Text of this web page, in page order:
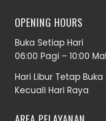
OPENING HOURS
Buka Setiap Hari
06:00 Pagi – 10:00
Hari Libur Tetap Buka
Kecuali Hari Raya